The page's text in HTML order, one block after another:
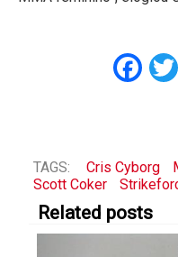
TAGS: Cris Cyborg
Scott Coker
Related posts